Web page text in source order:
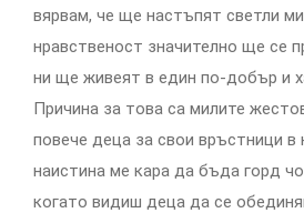
вярвам, че ще настъпят светли
нравственост значително ще се
ни ще живеят в един по-добър и
Причина за това са милите
повече деца за свои връстници в
наистина ме кара да бъда горд
когато видиш деца да се